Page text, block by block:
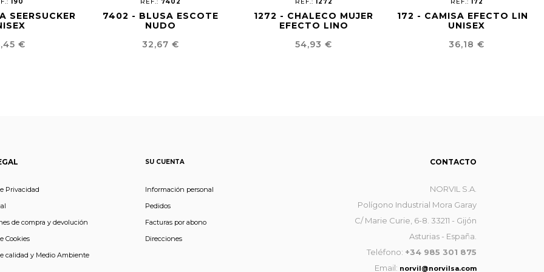
SEERSUCKER
€
7402 - BLUSA ESCOTE
NUDO
Precio
32,67 €
1272 - CHALECO MUJER
EFECTO LINO
Precio
54,93 €
172 - CAMISA EFECTO LINO
UNISEX
Precio
36,18 €
Privacidad
de compra y devolución
Cookies
calidad y Medio Ambiente
SU CUENTA
Información personal
Pedidos
Facturas por abono
Direcciones
CONTACTO
NORVIL S.A.
Polígono Industrial Mora Garay
C/ Marie Curie, 6-8. 33211 - Gijón
Asturias - España.
Teléfono: +34 985 301 875
Email: norvil@norvilsa.com